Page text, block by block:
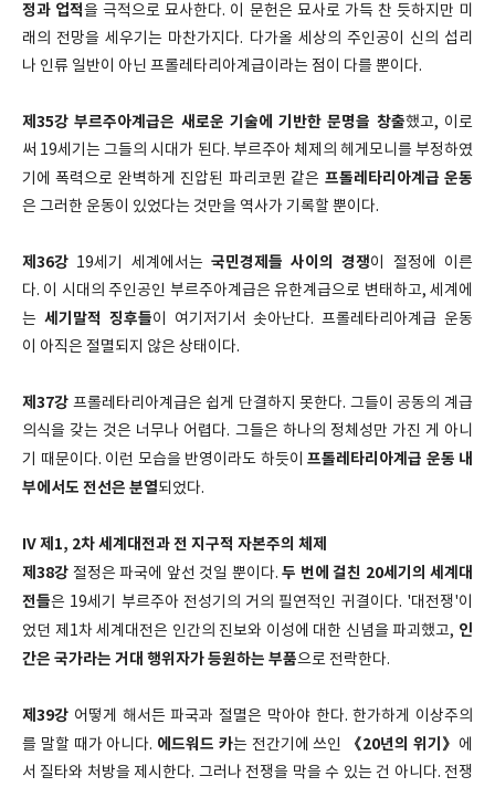
정과 업적을 극적으로 묘사한다. 이 문헌은 묘사로 가득 찬 듯하지만 미
래의 전망을 세우기는 마찬가지다. 다가올 세상의 주인공이 신의 섭리
나 인류 일반이 아닌 프롤레타리아계급이라는 점이 다를 뿐이다.
제35강 부르주아계급은 새로운 기술에 기반한 문명을 창출했고, 이로
써 19세기는 그들의 시대가 된다. 부르주아 체제의 헤게모니를 부정하였
기에 폭력으로 완벽하게 진압된 파리코뮌 같은 프톨레타리아계급 운동
은 그러한 운동이 있었다는 것만을 역사가 기록할 뿐이다.
제36강 19세기 세계에서는 국민경제들 사이의 경쟁이 절정에 이른
다. 이 시대의 주인공인 부르주아계급은 유한계급으로 변태하고, 세계에
는 세기말적 징후들이 여기저기서 솟아난다. 프롤레타리아계급 운동
이 아직은 절멸되지 않은 상태이다.
제37강 프롤레타리아계급은 쉽게 단결하지 못한다. 그들이 공동의 계급
의식을 갖는 것은 너무나 어렵다. 그들은 하나의 정체성만 가진 게 아니
기 때문이다. 이런 모습을 반영이라도 하듯이 프톨레타리아계급 운동 내
부에서도 전선은 분열되었다.
IV 제1, 2차 세계대전과 전 지구적 자본주의 체제
제38강 절정은 파국에 앞선 것일 뿐이다. 두 번에 걸친 20세기의 세계대
전들은 19세기 부르주아 전성기의 거의 필연적인 귀결이다. '대전쟁'이
었던 제1차 세계대전은 인간의 진보와 이성에 대한 신념을 파괴했고, 인
간은 국가라는 거대 행위자가 등원하는 부품으로 전락한다.
제39강 어떻게 해서든 파국과 절멸은 막아야 한다. 한가하게 이상주의
를 말할 때가 아니다. 에드워드 카는 전간기에 쓰인 《20년의 위기》 에
서 질타와 처방을 제시한다. 그러나 전쟁을 막을 수 있는 건 아니다. 전쟁